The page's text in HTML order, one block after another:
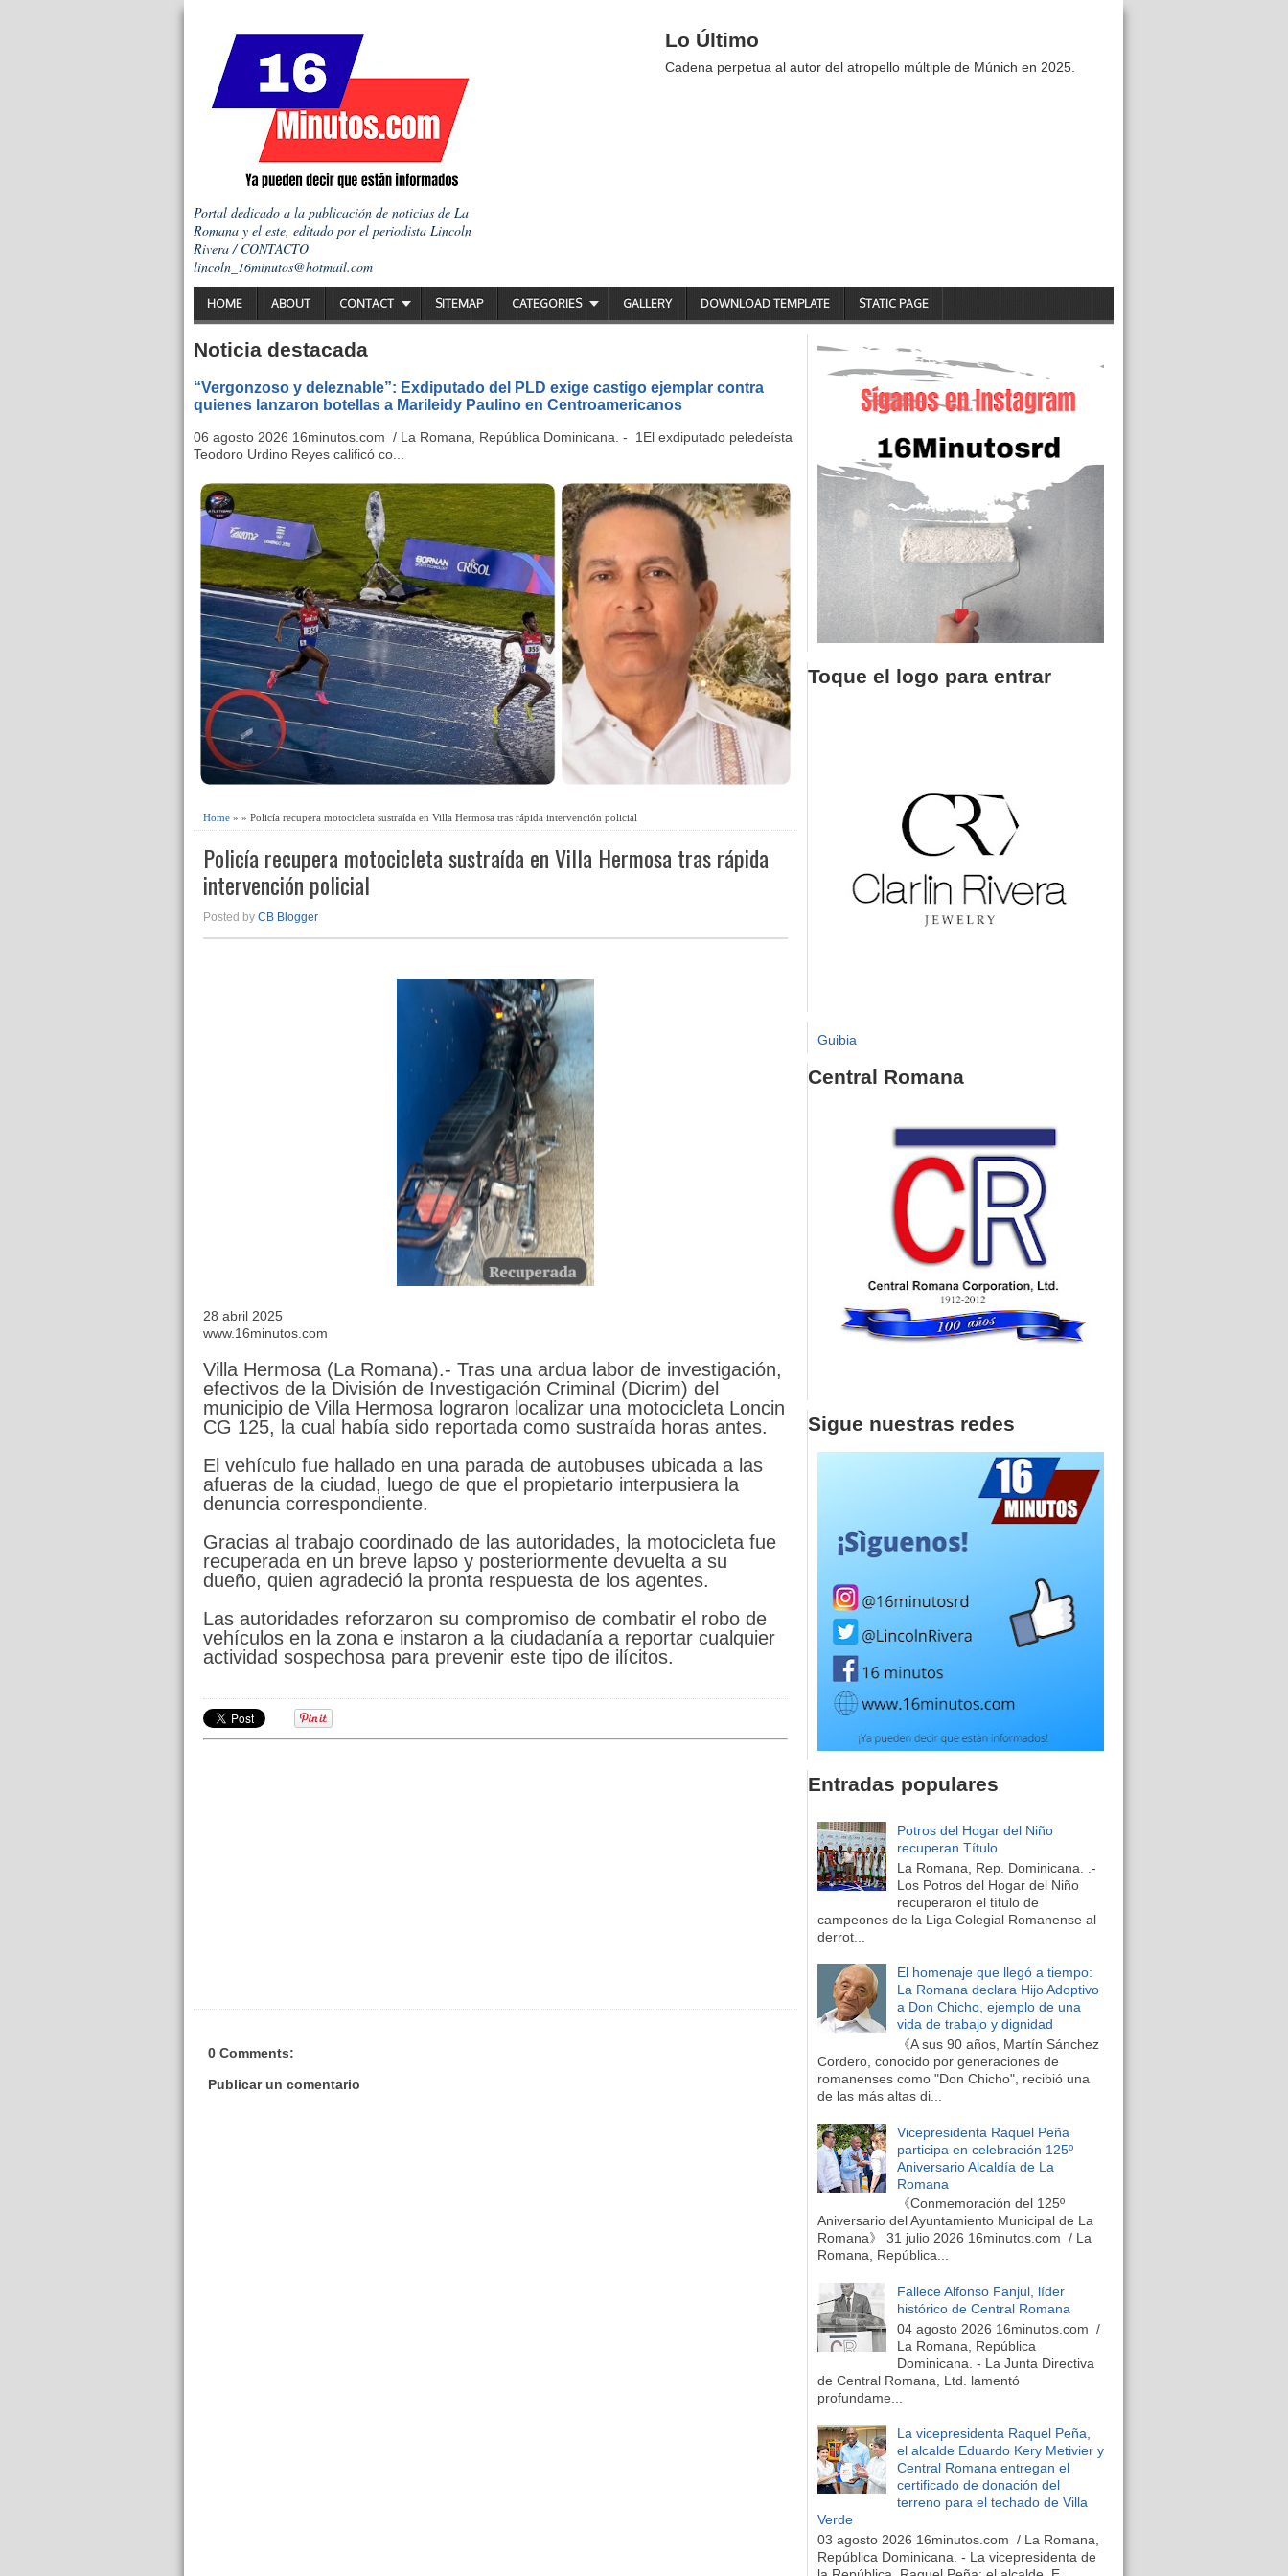
Portal dedicado a la publicación de noticias de La
Romana y el este, editado por el periodista Lincoln
Rivera / CONTACTO
lincoln_16minutos@hotmail.com
Lo Último
Cadena perpetua al autor del atropello múltiple de Múnich en 2025.
HOME ABOUT CONTACT SITEMAP CATEGORIES GALLERY DOWNLOAD TEMPLATE STATIC PAGE
Noticia destacada
“Vergonzoso y deleznable”: Exdiputado del PLD exige castigo ejemplar contra
quienes lanzaron botellas a Marileidy Paulino en Centroamericanos
06 agosto 2026 16minutos.com / La Romana, República Dominicana. - 1El exdiputado peledeísta
Teodoro Urdino Reyes calificó co...
Home » » Policía recupera motocicleta sustraída en Villa Hermosa tras rápida intervención policial
Policía recupera motocicleta sustraída en Villa Hermosa tras rápida
intervención policial
Posted by CB Blogger
28 abril 2025
www.16minutos.com
Villa Hermosa (La Romana).- Tras una ardua labor de investigación,
efectivos de la División de Investigación Criminal (Dicrim) del
municipio de Villa Hermosa lograron localizar una motocicleta Loncin
CG 125, la cual había sido reportada como sustraída horas antes.
El vehículo fue hallado en una parada de autobuses ubicada a las
afueras de la ciudad, luego de que el propietario interpusiera la
denuncia correspondiente.
Gracias al trabajo coordinado de las autoridades, la motocicleta fue
recuperada en un breve lapso y posteriormente devuelta a su
dueño, quien agradeció la pronta respuesta de los agentes.
Las autoridades reforzaron su compromiso de combatir el robo de
vehículos en la zona e instaron a la ciudadanía a reportar cualquier
actividad sospechosa para prevenir este tipo de ilícitos.
0 Comments:
Publicar un comentario
Toque el logo para entrar
Guibia
Central Romana
Sigue nuestras redes
Entradas populares
Potros del Hogar del Niño
recuperan Título
La Romana, Rep. Dominicana. .-
Los Potros del Hogar del Niño
recuperaron el título de
campeones de la Liga Colegial Romanense al
derrot...
El homenaje que llegó a tiempo:
La Romana declara Hijo Adoptivo
a Don Chicho, ejemplo de una
vida de trabajo y dignidad
《A sus 90 años, Martín Sánchez
Cordero, conocido por generaciones de
romanenses como "Don Chicho", recibió una
de las más altas di...
Vicepresidenta Raquel Peña
participa en celebración 125º
Aniversario Alcaldía de La
Romana
《Conmemoración del 125º
Aniversario del Ayuntamiento Municipal de La
Romana》 31 julio 2026 16minutos.com / La
Romana, República...
Fallece Alfonso Fanjul, líder
histórico de Central Romana
04 agosto 2026 16minutos.com /
La Romana, República
Dominicana. - La Junta Directiva
de Central Romana, Ltd. lamentó
profundame...
La vicepresidenta Raquel Peña,
el alcalde Eduardo Kery Metivier y
Central Romana entregan el
certificado de donación del
terreno para el techado de Villa
Verde
03 agosto 2026 16minutos.com / La Romana,
República Dominicana. - La vicepresidenta de